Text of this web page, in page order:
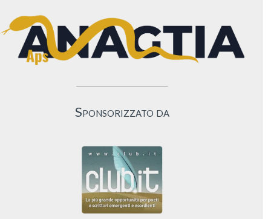
Sponsorizzato da